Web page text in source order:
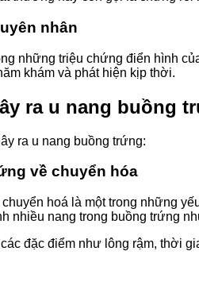
nhân
những triệu chứng điển hình
khám và phát hiện kịp thời.
ra u nang buồng
ra u nang buồng trứng:
về chuyển hóa
hoá là một trong những
nhiều nang trong buồng trứng
đặc điểm như lông rậm, thời